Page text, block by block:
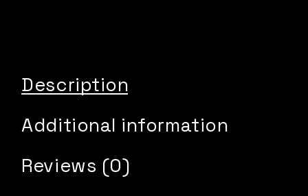
Description
Additional information
Reviews (0)